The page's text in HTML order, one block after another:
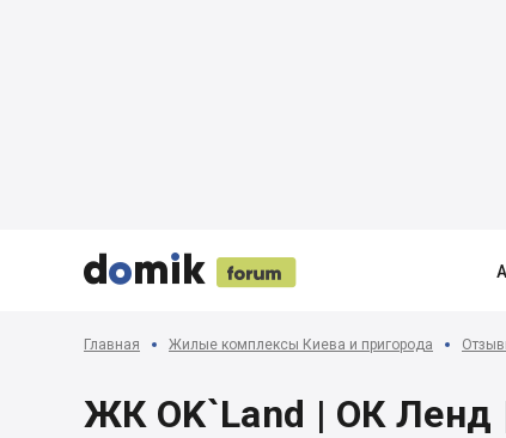


 

Главная Жилые комплексы Киева и пригорода
ЖК OK`Land | ОК Ленд